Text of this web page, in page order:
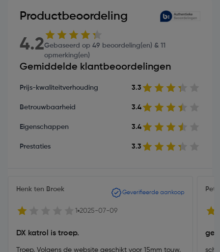
Productbeoordeling
4.2Gebaseerd op 49 beoordeling(en) & 11
opmerking(en)
Gemiddelde klantbeoordelingen
Prijs-kwaliteitverhouding 3.3
Betrouwbaarheid 3.4
Eigenschappen 3.4
Prestaties 3.3
Henk ten Broek Geverifieerde aankoop
1 2025-07-09
DX katrol is troep.
Troep. Volgens de website geschikt voor 15mm touw.